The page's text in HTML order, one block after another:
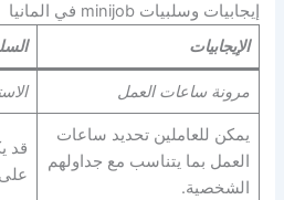
إيجابيات وسلبيات minijob في المانيا
الإيجابيات
مرونة ساعات العمل
يمكن للعاملين تحديد ساعات
العمل بما يتناسب مع جداولهم
الشخصية.
قد